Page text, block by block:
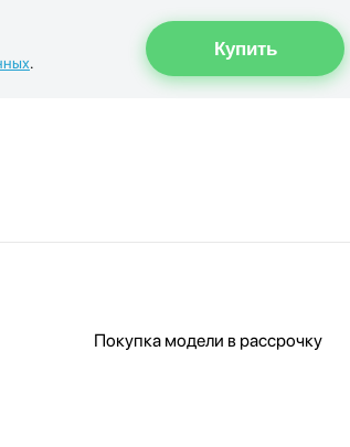
.
Покупка модели в рассрочку